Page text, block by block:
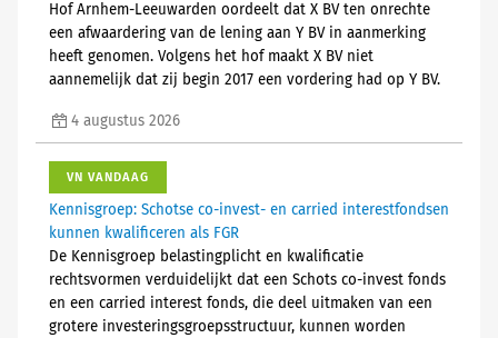
Hof Arnhem-Leeuwarden oordeelt dat X BV ten onrechte
een afwaardering van de lening aan Y BV in aanmerking
heeft genomen. Volgens het hof maakt X BV niet
aannemelijk dat zij begin 2017 een vordering had op Y BV.
4 augustus 2026
VN VANDAAG
Kennisgroep: Schotse co-invest- en carried interestfondsen
kunnen kwalificeren als FGR
De Kennisgroep belastingplicht en kwalificatie
rechtsvormen verduidelijkt dat een Schots co-invest fonds
en een carried interest fonds, die deel uitmaken van een
grotere investeringsgroepsstructuur, kunnen worden